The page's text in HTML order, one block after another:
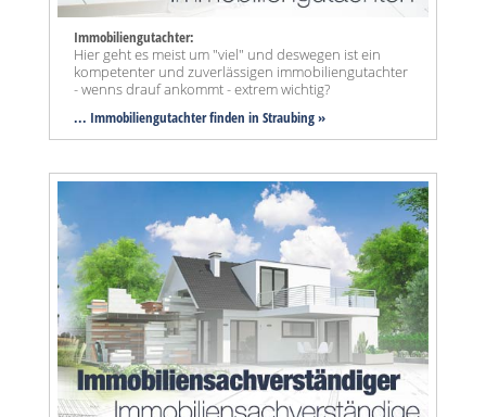
Immobiliengutachter:
Hier geht es meist um "viel" und deswegen ist ein
kompetenter und zuverlässigen immobiliengutachter
- wenns drauf ankommt - extrem wichtig?
... Immobiliengutachter finden in Straubing »